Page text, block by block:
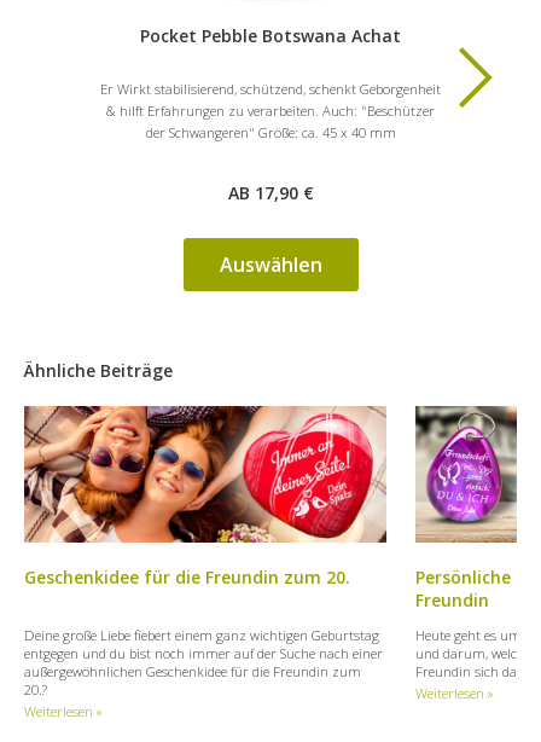
Pocket Pebble Botswana Achat
Er Wirkt stabilisierend, schützend, schenkt Geborgenheit
& hilft Erfahrungen zu verarbeiten. Auch: "Beschützer
der Schwangeren" Größe: ca. 45 x 40 mm
AB 17,90 €
Auswählen
Sag „Ja“
Ähnliche Beiträge
Geschenkidee für die Freundin zum 20.
Deine große Liebe fiebert einem ganz wichtigen Geburtstag
entgegen und du bist noch immer auf der Suche nach einer
außergewöhnlichen Geschenkidee für die Freundin zum
20.?
Weiterlesen »
Persönliche
Freundin
Heute geht es um
und darum, welche
Freundin sich dazu
Weiterlesen »